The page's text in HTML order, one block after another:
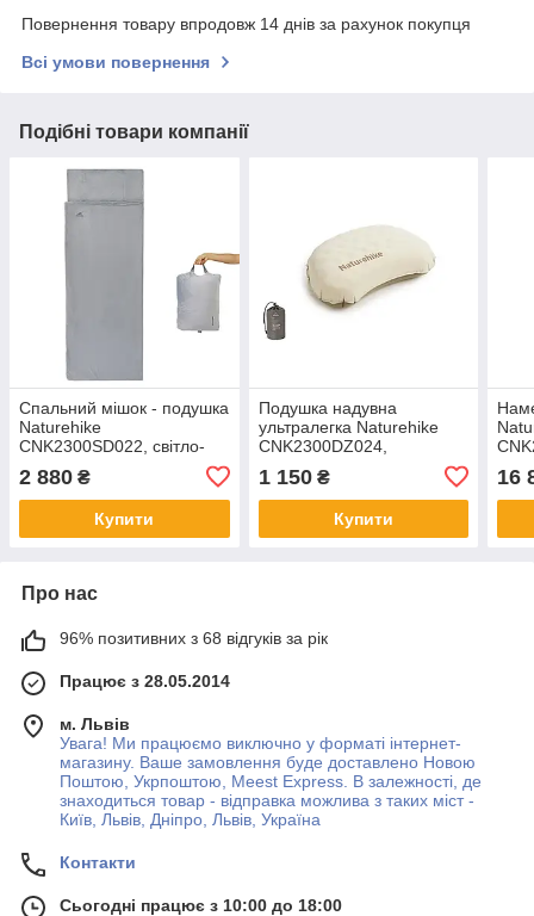
Повернення товару впродовж 14 днів за рахунок покупця
Всі умови повернення
Подібні товари компанії
Спальний мішок - подушка
Naturehike
CNK2300SD022, світло-
2 880 ₴
Купити
Подушка надувна
ультралегка Naturehike
CNK2300DZ024,
1 150₴
Купити
16
Про нас
96% позитивних з 68 відгуків за рік
Працює з 28.05.2014
м. Львів
Увага! Ми працюємо виключно у форматі інтернет-
магазину. Ваше замовлення буде доставлено Новою
Поштою, Укрпоштою, Meest Express. В залежності, де
знаходиться товар - відправка можлива з таких міст -
Київ, Львів, Дніпро, Львів, Україна
Контакти
Сьогодні працює з 10:00 до 18:00